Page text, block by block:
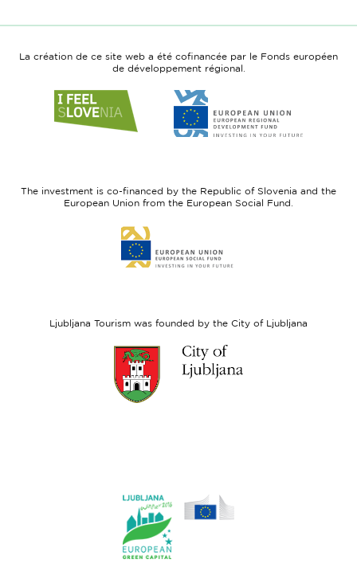
La création de ce site web a été cofinancée par le Fonds européen
de développement régional.
to
website
to
website
Fund
The investment is co-financed by the Republic of Slovenia and the
European Union from the European Social Fund.
to
website
Ljubljana Tourism was founded by the City of Ljubljana